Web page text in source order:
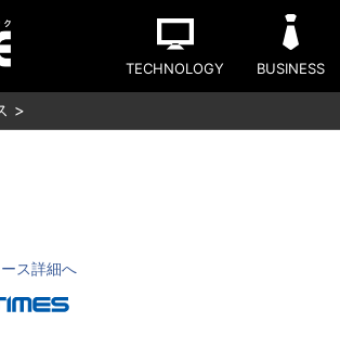
TECHNOLOGY BUSINESS
ス詳細へ